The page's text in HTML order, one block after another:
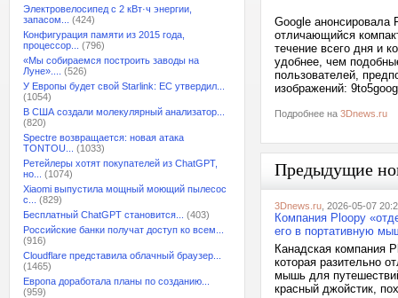
Электровелосипед с 2 кВт·ч энергии,
запасом...
(424)
Конфигурация памяти из 2015 года,
процессор...
(796)
«Мы собираемся построить заводы на
Луне»....
(526)
У Европы будет свой Starlink: ЕС утвердил...
(1054)
В США создали молекулярный анализатор...
(820)
Spectre возвращается: новая атака
TONTOU...
(1033)
Ретейлеры хотят покупателей из ChatGPT,
но...
(1074)
Xiaomi выпустила мощный моющий пылесос
с...
(829)
Бесплатный ChatGPT становится...
(403)
Российские банки получат доступ ко всем...
(916)
Cloudflare представила облачный браузер...
(1465)
Европа доработала планы по созданию...
(959)
Google анонсировала
отличающийся
течение всего дня и
удобнее, чем
пользователей,
изображений:
Подробнее на 3Dnews.ru
Предыдущие
3Dnews.ru , 2026-05-07
Компания Ploopy
его в портативную
Канадская компания
которая разительно
мышь для
красный джойстик,